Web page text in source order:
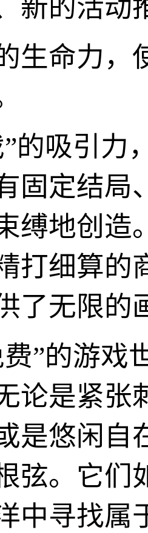
新的活动
生命力，
的吸引力
固定结局
缚地创造
打细算的
了无限的
”的游戏
论是紧张
是悠闲自
弦。它们
中寻找属